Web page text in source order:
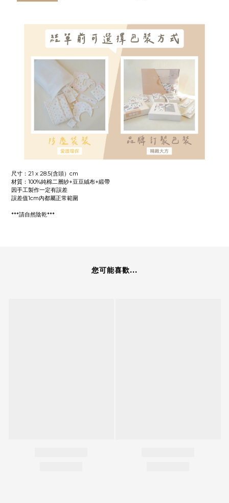
尺寸：21 x 28.5(含頭） cm
材質：100%純棉二層紗+豆豆絨布+緞帶
因手工製作一定有誤差
誤差值1cm內都屬正常範圍
***請自然陰乾***
您可能喜歡...